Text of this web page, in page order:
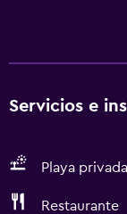
Servicios e
Playa privada
Restaurante